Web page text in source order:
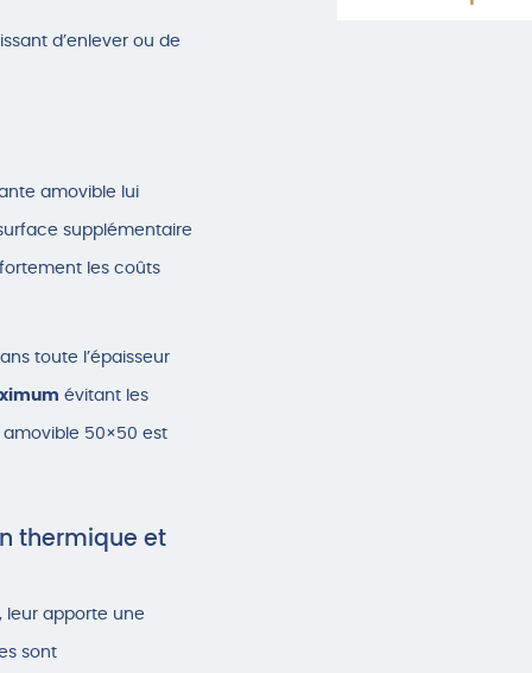
d’enlever ou de
amovible lui
supplémentaire
les coûts
toute l’épaisseur
évitant les
50×50 est
thermique et
leur apporte une
sont